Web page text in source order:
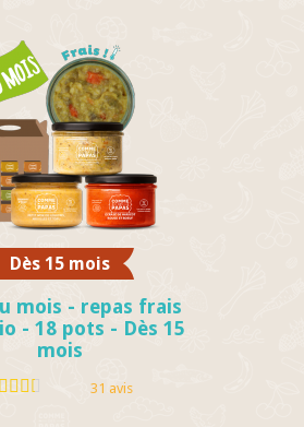
Dès 15 mois
mois - repas frais
- 18 pots - Dès 15
mois
31 avis